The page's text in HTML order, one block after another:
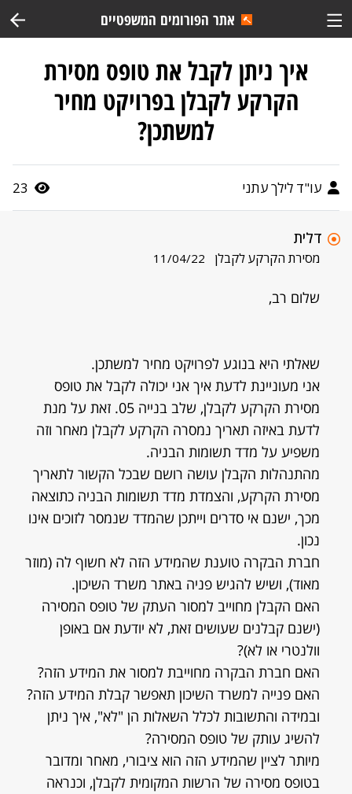
אתר הפורומים המשפטיים
איך ניתן לקבל את טופס מסירת
הקרקע לקבלן בפרויקט מחיר
למשתכן?
עו"ד לילך עתני 23
דלית
מסירת הקרקע לקבלן 11/04/22
שלום רב,
שאלתי היא בנוגע לפרויקט מחיר למשתכן.
אני מעוניינת לדעת איך אני יכולה לקבל את טופס
מסירת הקרקע לקבלן, שלב בנייה 05. זאת על מנת
לדעת באיזה תאריך נמסרה הקרקע לקבלן מאחר וזה
משפיע על מדד תשומות הבניה.
מהתנהלות הקבלן עושה רושם שבכל הקשור לתאריך
מסירת הקרקע, והצמדת מדד תשומות הבניה כתוצאה
מכך, ישנם אי סדרים וייתכן שהמדד שנמסר לזוכים אינו
נכון.
חברת הבקרה טוענת שהמידע הזה לא חשוף לה (מוזר
מאוד), ושיש להגיש פניה באתר משרד השיכון.
האם הקבלן מחוייב למסור העתק של טופס המסירה
(ישנם קבלנים שעושים זאת, לא יודעת אם באופן
וולנטרי או לא)?
האם חברת הבקרה מחוייבת למסור את המידע הזה?
האם פנייה למשרד השיכון תאפשר קבלת המידע הזה?
ובמידה והתשובות לכלל השאלות הן "לא", איך ניתן
להשיג עותק של טופס המסירה?
מיותר לציין שהמידע הזה הוא ציבורי, מאחר ומדובר
בטופס מסירה של הרשות המקומית לקבלן, וכנראה